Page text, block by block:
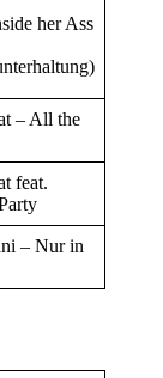
her Ass
– All the
feat.
– Nur in